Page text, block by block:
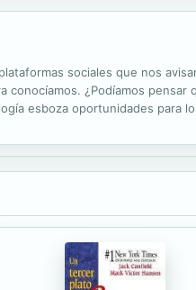
sociales que nos
conocíamos. ¿Podíamos
esboza oportunidades para